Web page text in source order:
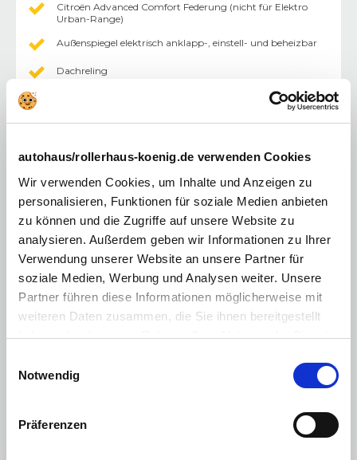
autohaus/rollerhaus-koenig.de verwenden Cookies
Wir verwenden Cookies, um Inhalte und Anzeigen zu
personalisieren, Funktionen für soziale Medien anbieten
zu können und die Zugriffe auf unsere Website zu
analysieren. Außerdem geben wir Informationen zu Ihrer
Verwendung unserer Website an unsere Partner für
soziale Medien, Werbung und Analysen weiter. Unsere
Partner führen diese Informationen möglicherweise mit
weiteren Daten zusammen, die Sie ihnen bereitgestellt
haben oder die sie im Rahmen Ihrer Nutzung der Dienste
Cookies, wenn Sie unsere Webseite weiterhin nutzen.
Notwendig
Präferenzen
Citroën Advanced Comfort Federung (nicht für Elektro
Urban-Range)
Außenspiegel elektrisch anklapp-, einstell- und beheizbar
Dachreling
Farbclips in Weiß, Gelb oder Rot
Frontscheibenwischer mit Regensensor
LED-Scheinwerfer vorne
LED-Tagfahrlicht
Lenkrad mit Spaltleder bezogen
10,25 Zoll-Touchscreen:
Digitaler Radioempfang DAB & DAB+
kabelloses Android Auto™ und Apple CarPlay™
Rücksitzbanklehne geteilt (60/40) umklappbar